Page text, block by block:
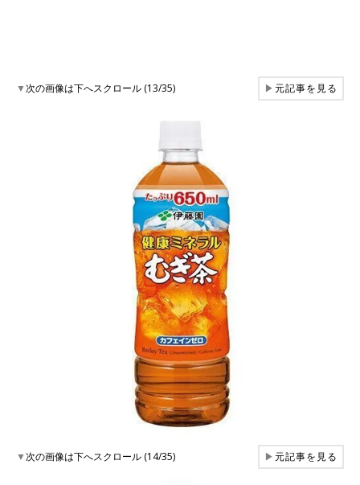
▼次の画像は下へスクロール (13/35) ▶元記事を見る
▼次の画像は下へスクロール (14/35) ▶元記事を見る